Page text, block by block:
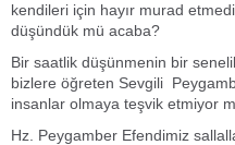
kendileri için hayır murad
düşündük mü acaba?
Bir saatlik düşünmenin bir
bizlere öğreten Sevgili
insanlar olmaya teşvik etmiyor
Hz. Peygamber Efendimiz